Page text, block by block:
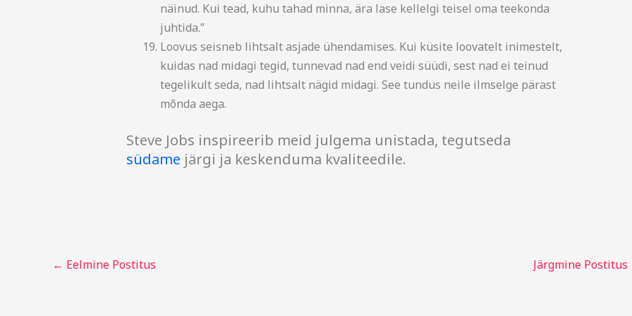
näinud. Kui tead, kuhu tahad minna, ära lase kellelgi teisel oma teekonda
juhtida.”
Loovus seisneb lihtsalt asjade ühendamises. Kui küsite loovatelt inimestelt,
kuidas nad midagi tegid, tunnevad nad end veidi süüdi, sest nad ei teinud
tegelikult seda, nad lihtsalt nägid midagi. See tundus neile ilmselge pärast
mõnda aega.
Steve Jobs inspireerib meid julgema unistada, tegutseda
südame järgi ja keskenduma kvaliteedile.
← Eelmine Postitus Järgmine Postitus